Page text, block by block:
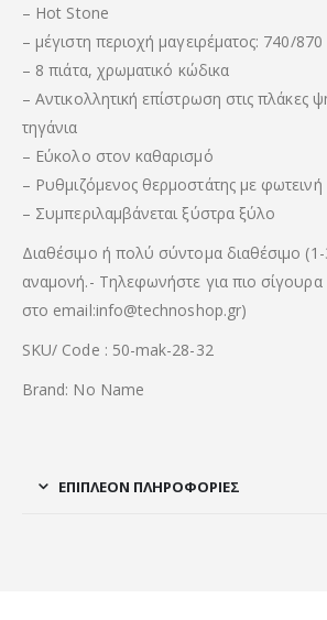
– Hot Stone
– μέγιστη περιοχή μαγειρέματος: 740/870
– 8 πιάτα, χρωματικό κώδικα
– Αντικολλητική επίστρωση στις πλάκες
τηγάνια
– Εύκολο στον καθαρισμό
– Ρυθμιζόμενος θερμοστάτης με φωτεινή
– Συμπεριλαμβάνεται ξύστρα ξύλο
Διαθέσιμο ή πολύ σύντομα διαθέσιμο (1-
αναμονή.- Τηλεφωνήστε για πιο
στο email:info@technoshop.gr)
SKU/ Code : 50-mak-28-32
Brand: No Name
ΕΠΙΠΛΈΟΝ ΠΛΗΡΟΦΟΡΊΕΣ